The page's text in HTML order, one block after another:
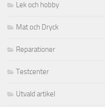
Lek och hobby
Mat och Dryck
Reparationer
Testcenter
Utvald artikel